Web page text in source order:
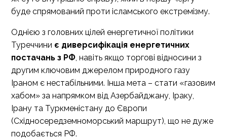
буде спрямований проти ісламського екстремізму.
Однією з головних цілей енергетичної політики
Туреччини є диверсифікація енергетичних
постачань з РФ, навіть якщо торгові відносини з
другим ключовим джерелом природного газу
Іраном є нестабільними. Інша мета – стати «газовим
хабом» за напрямком від Азербайджану, Іраку,
Ірану та Туркменістану до Європи
(Східносередземноморський маршрут), що не дуже
подобається РФ.